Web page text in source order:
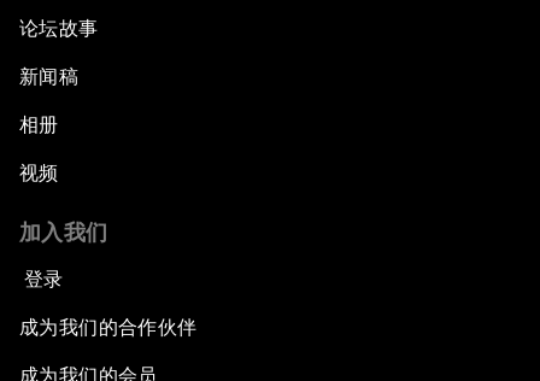
论坛故事
新闻稿
相册
视频
加入我们
登录
成为我们的合作伙伴
成为我们的会员